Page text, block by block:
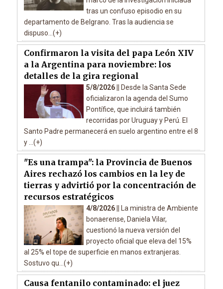
tras un confuso episodio en su
departamento de Belgrano. Tras la audiencia se
dispuso...(+)
Confirmaron la visita del papa León XIV
a la Argentina para noviembre: los
detalles de la gira regional
5/8/2026 ||
Desde la Santa Sede
oficializaron la agenda del Sumo
Pontífice, que incluirá también
recorridas por Uruguay y Perú. El
Santo Padre permanecerá en suelo argentino entre el 8
y ...(+)
"Es una trampa": la Provincia de Buenos
Aires rechazó los cambios en la ley de
tierras y advirtió por la concentración de
recursos estratégicos
4/8/2026 ||
La ministra de Ambiente
bonaerense, Daniela Vilar,
cuestionó la nueva versión del
proyecto oficial que eleva del 15%
al 25% el tope de superficie en manos extranjeras.
Sostuvo qu...(+)
Causa fentanilo contaminado: el juez